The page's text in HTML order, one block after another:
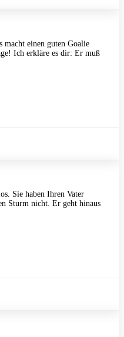
einen guten Goalie
Ich erkläre es dir: Er muß
Sie haben Ihren Vater
Sturm nicht. Er geht hinaus